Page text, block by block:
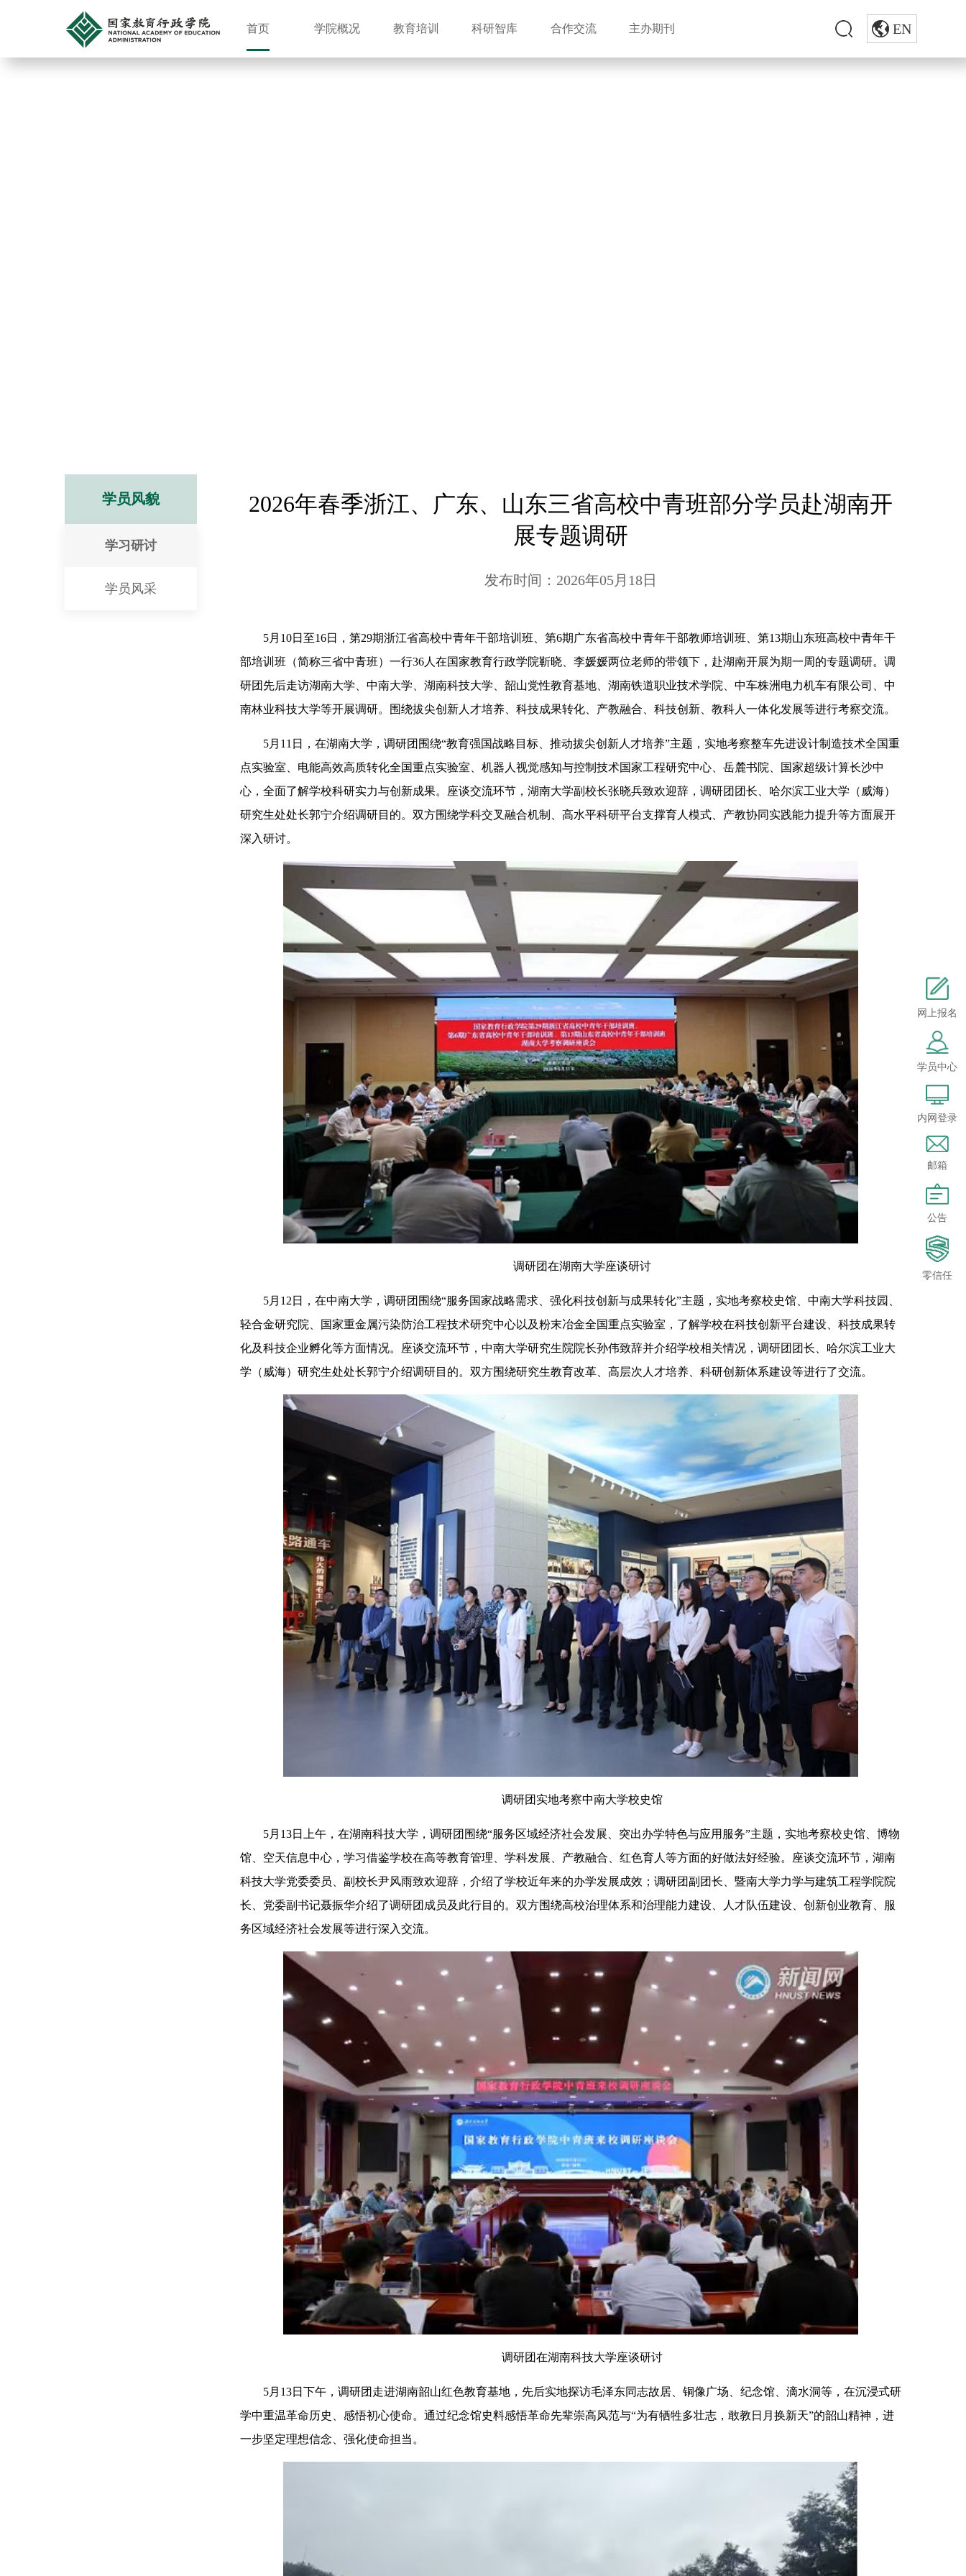
首页 学院概况 教育培训 科研智库 合作交流 主办期刊 EN
网上报名
学员中心
内网登录
邮箱
公告
零信任
学员风貌
学习研讨
学员风采
2026年春季浙江、广东、山东三省高校中青班部分学员赴湖南开
展专题调研
发布时间：2026年05月18日
5月10日至16日，第29期浙江省高校中青年干部培训班、第6期广东省高校中青年干部教师培训班、第13期山东班高校中青年干
部培训班（简称三省中青班）一行36人在国家教育行政学院靳晓、李媛媛两位老师的带领下，赴湖南开展为期一周的专题调研。调
研团先后走访湖南大学、中南大学、湖南科技大学、韶山党性教育基地、湖南铁道职业技术学院、中车株洲电力机车有限公司、中
南林业科技大学等开展调研。围绕拔尖创新人才培养、科技成果转化、产教融合、科技创新、教科人一体化发展等进行考察交流。
5月11日，在湖南大学，调研团围绕“教育强国战略目标、推动拔尖创新人才培养”主题，实地考察整车先进设计制造技术全国重
点实验室、电能高效高质转化全国重点实验室、机器人视觉感知与控制技术国家工程研究中心、岳麓书院、国家超级计算长沙中
心，全面了解学校科研实力与创新成果。座谈交流环节，湖南大学副校长张晓兵致欢迎辞，调研团团长、哈尔滨工业大学（威海）
研究生处处长郭宁介绍调研目的。双方围绕学科交叉融合机制、高水平科研平台支撑育人模式、产教协同实践能力提升等方面展开
深入研讨。
调研团在湖南大学座谈研讨
5月12日，在中南大学，调研团围绕“服务国家战略需求、强化科技创新与成果转化”主题，实地考察校史馆、中南大学科技园、
轻合金研究院、国家重金属污染防治工程技术研究中心以及粉末冶金全国重点实验室，了解学校在科技创新平台建设、科技成果转
化及科技企业孵化等方面情况。座谈交流环节，中南大学研究生院院长孙伟致辞并介绍学校相关情况，调研团团长、哈尔滨工业大
学（威海）研究生处处长郭宁介绍调研目的。双方围绕研究生教育改革、高层次人才培养、科研创新体系建设等进行了交流。
调研团实地考察中南大学校史馆
5月13日上午，在湖南科技大学，调研团围绕“服务区域经济社会发展、突出办学特色与应用服务”主题，实地考察校史馆、博物
馆、空天信息中心，学习借鉴学校在高等教育管理、学科发展、产教融合、红色育人等方面的好做法好经验。座谈交流环节，湖南
科技大学党委委员、副校长尹风雨致欢迎辞，介绍了学校近年来的办学发展成效；调研团副团长、暨南大学力学与建筑工程学院院
长、党委副书记聂振华介绍了调研团成员及此行目的。双方围绕高校治理体系和治理能力建设、人才队伍建设、创新创业教育、服
务区域经济社会发展等进行深入交流。
调研团在湖南科技大学座谈研讨
5月13日下午，调研团走进湖南韶山红色教育基地，先后实地探访毛泽东同志故居、铜像广场、纪念馆、滴水洞等，在沉浸式研
学中重温革命历史、感悟初心使命。通过纪念馆史料感悟革命先辈崇高风范与“为有牺牲多壮志，敢教日月换新天”的韶山精神，进
一步坚定理想信念、强化使命担当。